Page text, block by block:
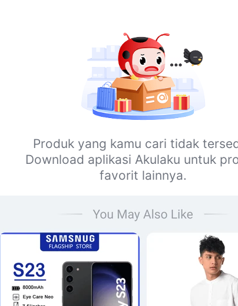
Produk yang kamu cari tidak
Download aplikasi Akulaku untuk
favorit lainnya.